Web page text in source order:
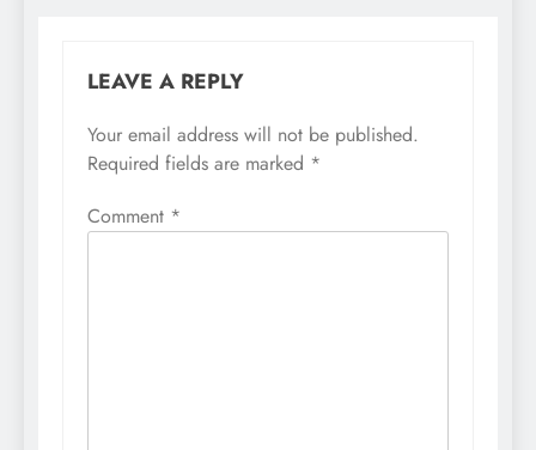
LEAVE A REPLY
Your email address will not be published.
Required fields are marked *
Comment *